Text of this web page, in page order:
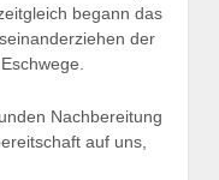
begann das
der
Nachbereitung
auf uns,